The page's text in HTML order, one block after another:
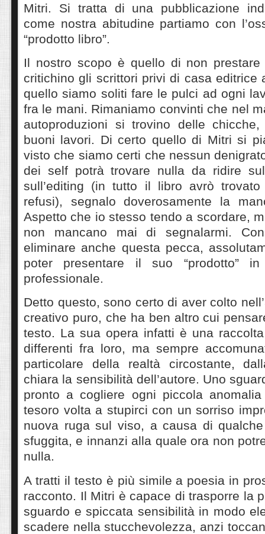
Mitri. Si tratta di una pubblicazione
come nostra abitudine partiamo con
“prodotto libro”.
Il nostro scopo è quello di non
critichino gli scrittori privi di casa editrice
quello siamo soliti fare le pulci ad ogni
fra le mani. Rimaniamo convinti che nel
autoproduzioni si trovino delle
buoni lavori. Di certo quello di Mitri si
visto che siamo certi che nessun
dei self potrà trovare nulla da ridire
sull’editing (in tutto il libro avrò
refusi), segnalo doverosamente la
Aspetto che io stesso tendo a scordare,
non mancano mai di segnalarmi.
eliminare anche questa pecca,
poter presentare il suo “prodotto”
professionale.
Detto questo, sono certo di aver colto
creativo puro, che ha ben altro cui
testo. La sua opera infatti è una
differenti fra loro, ma sempre
particolare della realtà circostante,
chiara la sensibilità dell’autore. Uno
pronto a cogliere ogni piccola
tesoro volta a stupirci con un sorriso
nuova ruga sul viso, a causa di
sfuggita, e innanzi alla quale ora non
nulla.
A tratti il testo è più simile a poesia in
racconto. Il Mitri è capace di trasporre la
sguardo e spiccata sensibilità in modo
scadere nella stucchevolezza, anzi